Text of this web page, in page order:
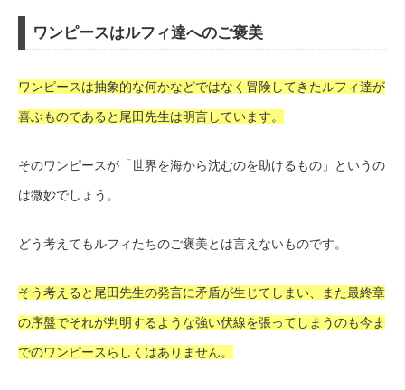
ワンピースはルフィ達へのご褒美
ワンピースは抽象的な何かなどではなく冒険してきたルフィ達が
喜ぶものであると尾田先生は明言しています。
そのワンピースが「世界を海から沈むのを助けるもの」というの
は微妙でしょう。
どう考えてもルフィたちのご褒美とは言えないものです。
そう考えると尾田先生の発言に矛盾が生じてしまい、また最終章
の序盤でそれが判明するような強い伏線を張ってしまうのも今ま
でのワンピースらしくはありません。